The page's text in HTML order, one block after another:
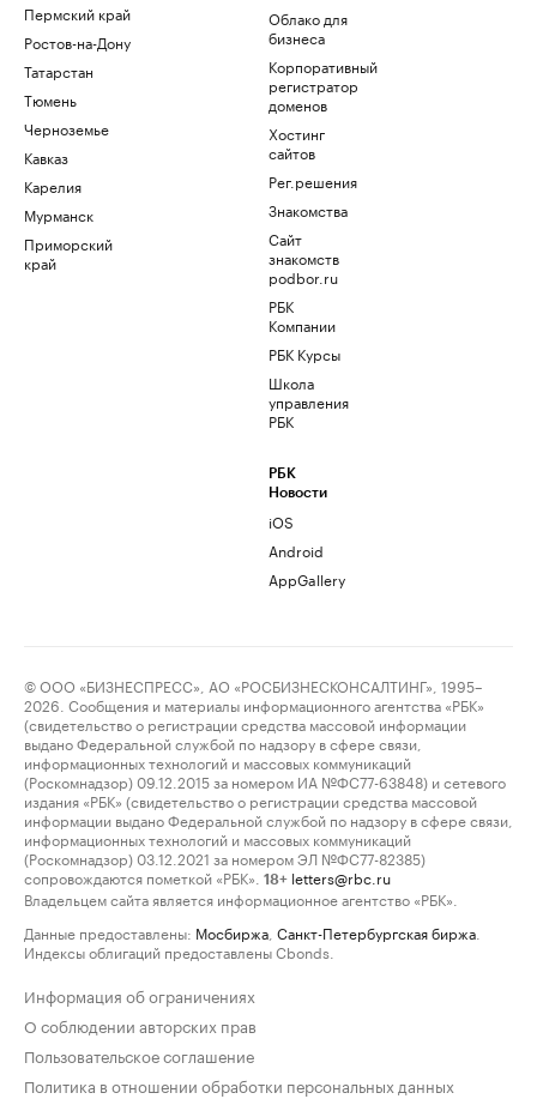
Пермский край
Ростов-на-Дону
Татарстан
Тюмень
Черноземье
Кавказ
Карелия
Мурманск
Приморский
край
Облако для
бизнеса
Корпоративный
регистратор
доменов
Хостинг
сайтов
Рег.решения
Знакомства
Сайт
знакомств
podbor.ru
РБК
Компании
РБК Курсы
Школа
управления
РБК
РБК
Новости
iOS
Android
AppGallery
© ООО «БИЗНЕСПРЕСС», АО «РОСБИЗНЕСКОНСАЛТИНГ», 1995–
2026. Сообщения и материалы информационного агентства «РБК»
(свидетельство о регистрации средства массовой информации
выдано Федеральной службой по надзору в сфере связи,
информационных технологий и массовых коммуникаций
(Роскомнадзор) 09.12.2015 за номером ИА №ФС77-63848) и сетевого
издания «РБК» (свидетельство о регистрации средства массовой
информации выдано Федеральной службой по надзору в сфере связи,
информационных технологий и массовых коммуникаций
(Роскомнадзор) 03.12.2021 за номером ЭЛ №ФС77-82385)
сопровождаются пометкой «РБК».
18+ letters@rbc.ru
Владельцем сайта является информационное агентство «РБК».
Данные предоставлены: Мосбиржа Санкт-Петербургская биржа
Индексы облигаций предоставлены Cbonds.
Информация об ограничениях
О соблюдении авторских прав
Пользовательское соглашение
Политика в отношении обработки персональных данных